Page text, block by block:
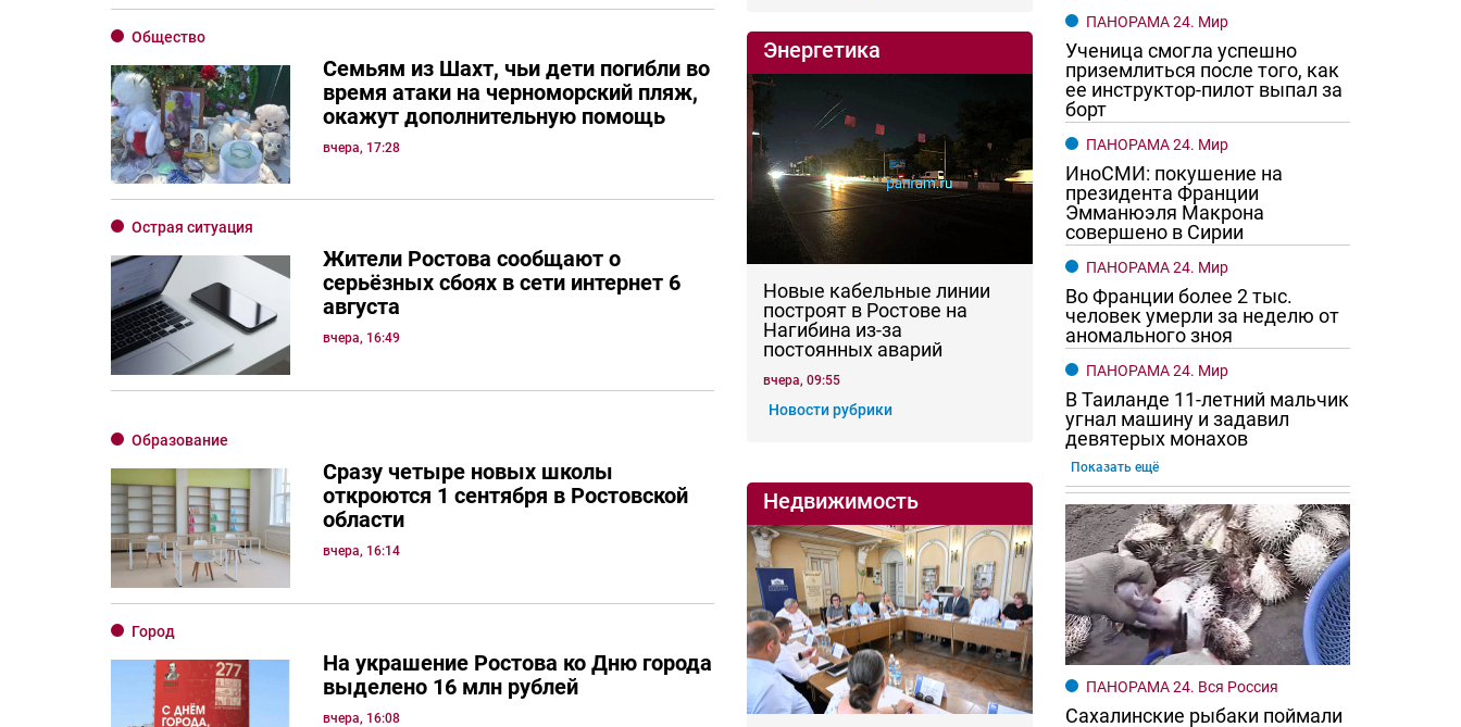
Общество
Семьям из Шахт, чьи дети погибли во
время атаки на черноморский пляж,
окажут дополнительную помощь
вчера, 17:28
Острая ситуация
Жители Ростова сообщают о
серьёзных сбоях в сети интернет 6
августа
вчера, 16:49
Образование
Сразу четыре новых школы
откроются 1 сентября в Ростовской
области
вчера, 16:14
Город
На украшение Ростова ко Дню города
выделено 16 млн рублей
вчера, 16:08
Энергетика
Новые кабельные линии
построят в Ростове на
Нагибина из-за
постоянных аварий
вчера, 09:55
Новости рубрики
Недвижимость
ПАНОРАМА 24. Мир
Ученица смогла успешно
приземлиться после того, как
ее инструктор-пилот выпал за
борт
ПАНОРАМА 24. Мир
ИноСМИ: покушение на
президента Франции
Эмманюэля Макрона
совершено в Сирии
ПАНОРАМА 24. Мир
Во Франции более 2 тыс.
человек умерли за неделю от
аномального зноя
ПАНОРАМА 24. Мир
В Таиланде 11-летний мальчик
угнал машину и задавил
девятерых монахов
Показать ещё
ПАНОРАМА 24. Вся Россия
Сахалинские рыбаки поймали